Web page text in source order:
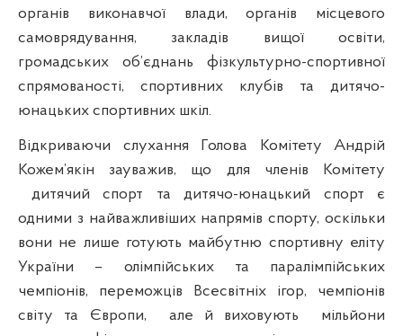
органів виконавчої влади, органів місцевого
самоврядування, закладів вищої освіти,
громадських об’єднань фізкультурно-спортивної
спрямованості, спортивних клубів та дитячо-
юнацьких спортивних шкіл.
Відкриваючи слухання Голова Комітету Андрій
Кожем’якін зауважив, що для членів Комітету
дитячий спорт та дитячо-юнацький спорт є
одними з найважливіших напрямів спорту, оскільки
вони не лише готують майбутню спортивну еліту
України – олімпійських та паралімпійських
чемпіонів, переможців Всесвітніх ігор, чемпіонів
світу та Європи,
але й виховують
мільйони